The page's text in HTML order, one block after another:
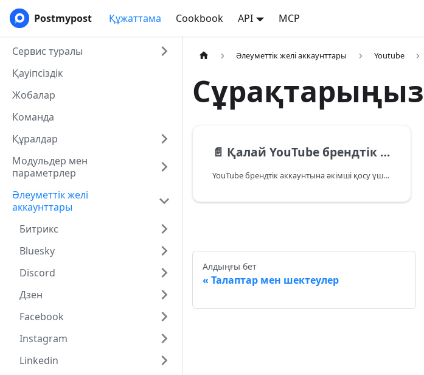
Postmypost Құжаттама Cookbook API MCP
Сервис туралы
Қауіпсіздік
Жобалар
Команда
Құралдар
Модульдер мен
параметрлер
Әлеуметтік желі
аккаунттары
Битрикс
Bluesky
Discord
Дзен
Facebook
Instagram
Linkedin
Әлеуметтік желі аккаунттары Youtube
Сұрақтарыңыз
📄️ Қалай YouTube брендтік аккаунтына әкімші қосуға болады?
YouTube брендтік аккаунтына әкімші қосу үшін келесі қадамдарды орындаңыз:
Алдыңғы бет
Талаптар мен шектеулер